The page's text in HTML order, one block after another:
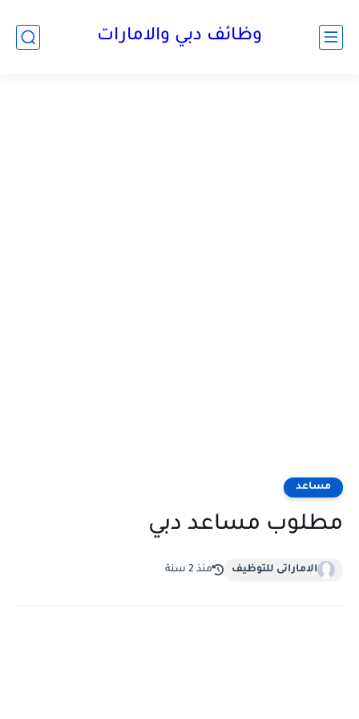
وظائف دبي والامارات
مساعد
مطلوب مساعد دبي
الاماراتى للتوظيف منذ 2 سنة